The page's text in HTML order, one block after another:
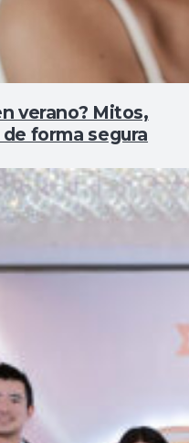
verano? Mitos,
forma segura